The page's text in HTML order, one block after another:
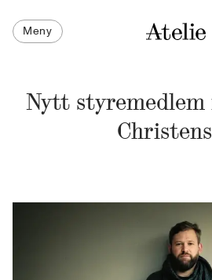
Meny
Nytt styremedlem